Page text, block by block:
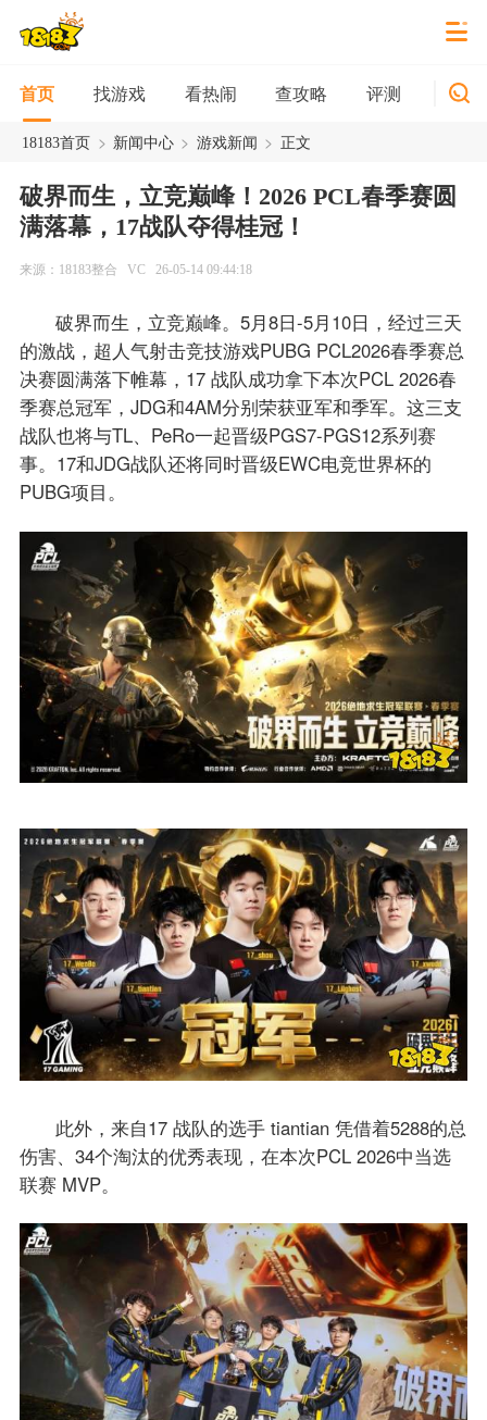
首页 找游戏 看热闹 查攻略 评测 新游
18183首页 > 新闻中心 > 游戏新闻 > 正文
破界而生，立竞巅峰！2026 PCL春季赛圆
满落幕，17战队夺得桂冠！
来源：18183整合 VC 26-05-14 09:44:18
破界而生，立竞巅峰。5月8日-5月10日，经过三天
的激战，超人气射击竞技游戏PUBG PCL2026春季赛总
决赛圆满落下帷幕，17 战队成功拿下本次PCL 2026春
季赛总冠军，JDG和4AM分别荣获亚军和季军。这三支
战队也将与TL、PeRo一起晋级PGS7-PGS12系列赛
事。17和JDG战队还将同时晋级EWC电竞世界杯的
PUBG项目。
此外，来自17 战队的选手 tiantian 凭借着5288的总
伤害、34个淘汰的优秀表现，在本次PCL 2026中当选
联赛 MVP。